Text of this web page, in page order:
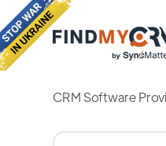
CRM Software